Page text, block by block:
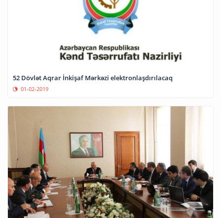
52 Dövlət Aqrar İnkişaf Mərkəzi elektronlaşdırılacaq
01-02-2019